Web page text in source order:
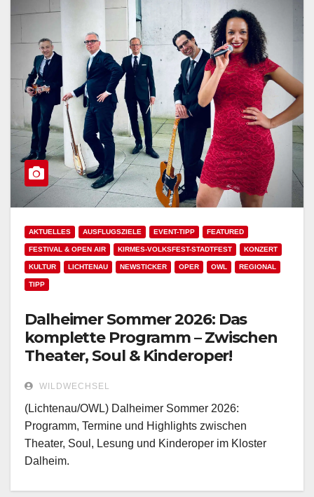
AKTUELLES AUSFLUGSZIELE EVENT-TIPP FEATURED
FESTIVAL & OPEN AIR KIRMES-VOLKSFEST-STADTFEST KONZERT
KULTUR LICHTENAU NEWSTICKER OPER OWL REGIONAL
TIPP
Dalheimer Sommer 2026: Das
komplette Programm – Zwischen
Theater, Soul & Kinderoper!
WILDWECHSEL
(Lichtenau/OWL) Dalheimer Sommer 2026:
Programm, Termine und Highlights zwischen
Theater, Soul, Lesung und Kinderoper im Kloster
Dalheim.